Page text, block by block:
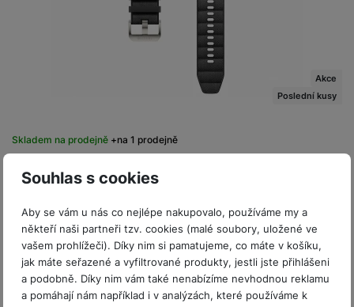
Souhlas s cookies
Aby se vám u nás co nejlépe nakupovalo, používáme my a
někteří naši partneři tzv. cookies (malé soubory, uložené ve
vašem prohlížeči). Díky nim si pamatujeme, co máte v košíku,
jak máte seřazené a vyfiltrované produkty, jestli jste přihlášeni
a podobně. Díky nim vám také nenabízíme nevhodnou reklamu
a pomáhají nám například i v analýzách, které používáme k
Skladem na prodejně na 1 prodejně
Akce
Poslední kusy
na vnější straně zajimavě texturovaná guma • Univerzální
velikost • Barva: šedá
-14 % 1 399Kč
Ušetříte200Kč
1 199Kč
Na splátky
od 31 Kč
Do košíku